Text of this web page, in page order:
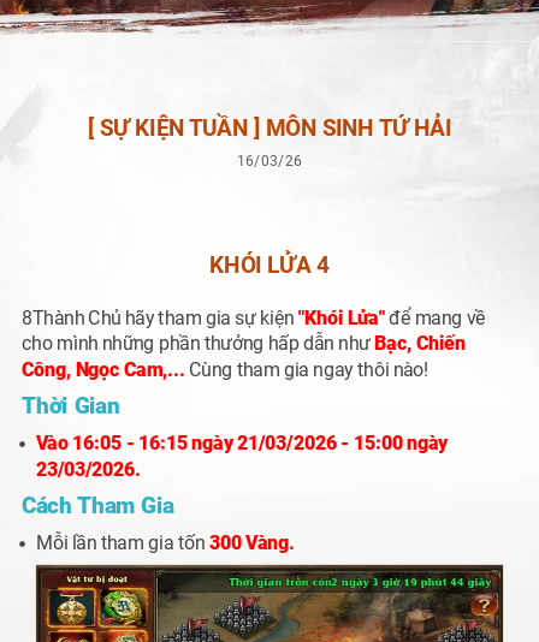
[ SỰ KIỆN TUẦN ] MÔN SINH TỨ HẢI
16/03/26
KHÓI LỬA 4
8Thành Chủ hãy tham gia sự kiện "Khói Lửa"để mang về
cho mình những phần thưởng hấp dẫn như Bạc, Chiến
Công, Ngọc Cam,... Cùng tham gia ngay thôi nào!
Thời Gian
Vào 16:05 - 16:15 ngày 21/03/2026 - 15:00 ngày
23/03/2026.
Cách Tham Gia
Mỗi lần tham gia tốn 300 Vàng.